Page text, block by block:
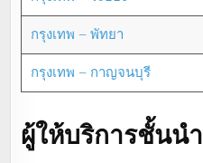
กรุงเทพ – พัทยา
กรุงเทพ – กาญจนบุรี
ผู้ให้บริการชั้นนำ